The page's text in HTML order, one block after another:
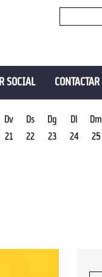
SOCIAL CONTACTAR
Dv
21
Ds
22
Dg
23
Dl
24
Dm
25